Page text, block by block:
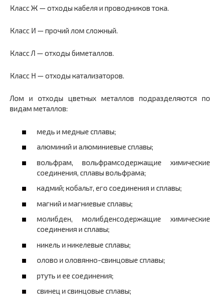
Класс Ж — отходы кабеля и проводников тока.
Класс И — прочий лом сложный.
Класс Л — отходы биметаллов.
Класс Н — отходы катализаторов.
Лом и отходы цветных металлов подразделяются по
видам металлов:
медь и медные сплавы;
алюминий и алюминиевые сплавы;
вольфрам, вольфрамсодержащие химические
соединения, сплавы вольфрама;
кадмий; кобальт, его соединения и сплавы;
магний и магниевые сплавы;
молибден, молибденсодержащие химические
соединения и сплавы;
никель и никелевые сплавы;
олово и оловянно-свинцовые сплавы;
ртуть и ее соединения;
свинец и свинцовые сплавы;